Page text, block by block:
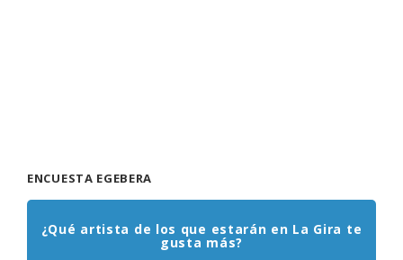
ENCUESTA EGEBERA
¿Qué artista de los que estarán en La Gira te
gusta más?